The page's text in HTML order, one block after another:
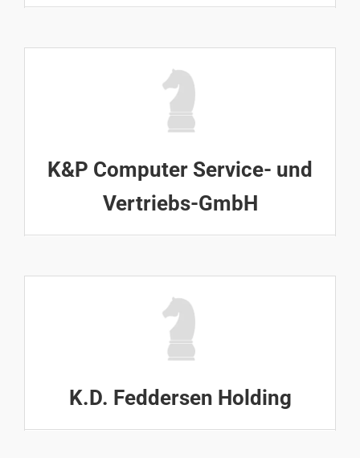
K&P Computer Service- und
Vertriebs-GmbH
K.D. Feddersen Holding